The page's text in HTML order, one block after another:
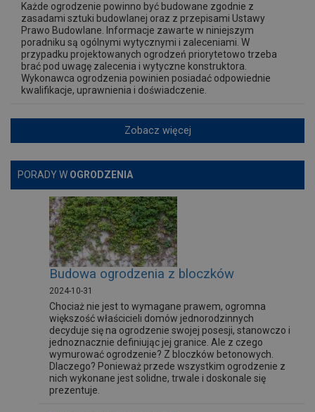
Każde ogrodzenie powinno być budowane zgodnie z
zasadami sztuki budowlanej oraz z przepisami Ustawy
Prawo Budowlane. Informacje zawarte w niniejszym
poradniku są ogólnymi wytycznymi i zaleceniami. W
przypadku projektowanych ogrodzeń priorytetowo trzeba
brać pod uwagę zalecenia i wytyczne konstruktora.
Wykonawca ogrodzenia powinien posiadać odpowiednie
kwalifikacje, uprawnienia i doświadczenie.
Zobacz więcej
PORADY W OGRODZENIA
Budowa ogrodzenia z bloczków
2024-10-31
Chociaż nie jest to wymagane prawem, ogromna
większość właścicieli domów jednorodzinnych
decyduje się na ogrodzenie swojej posesji, stanowczo i
jednoznacznie definiując jej granice. Ale z czego
wymurować ogrodzenie? Z bloczków betonowych.
Dlaczego? Ponieważ przede wszystkim ogrodzenie z
nich wykonane jest solidne, trwale i doskonale się
prezentuje.